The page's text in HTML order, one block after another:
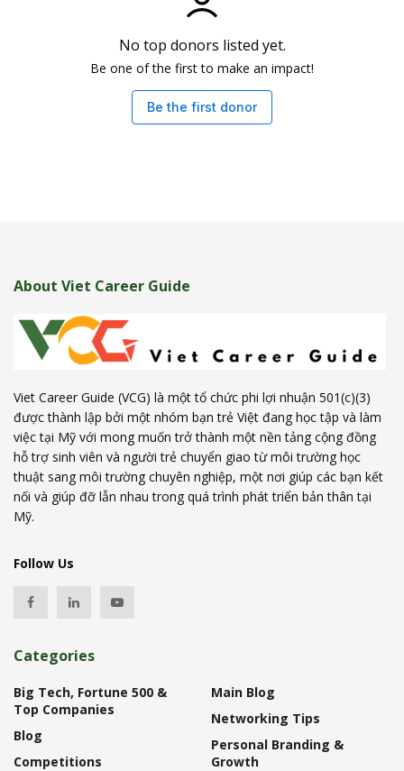
No top donors listed yet.
Be one of the first to make an impact!
Be the first donor
About Viet Career Guide
Viet Career Guide (VCG) là một tổ chức phi lợi nhuận 501(c)(3)
được thành lập bởi một nhóm bạn trẻ Việt đang học tập và làm
việc tại Mỹ với mong muốn trở thành một nền tảng cộng đồng
hỗ trợ sinh viên và người trẻ chuyển giao từ môi trường học
thuật sang môi trường chuyên nghiệp, một nơi giúp các bạn kết
nối và giúp đỡ lẫn nhau trong quá trình phát triển bản thân tại
Mỹ.
Follow Us
Categories
Big Tech, Fortune 500 &
Top Companies
Blog
Competitions
Main Blog
Networking Tips
Personal Branding &
Growth